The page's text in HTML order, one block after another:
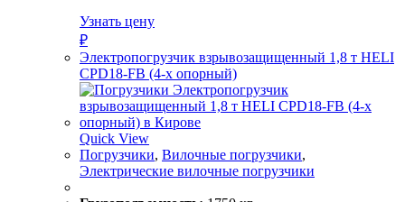
Узнать цену
₽
Электропогрузчик взрывозащищенный 1,8 т HELI
CPD18-FB (4-х опорный)
Quick View
Погрузчики, Вилочные погрузчики,
Электрические вилочные погрузчики